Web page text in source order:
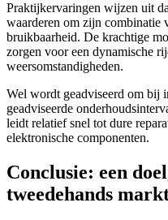
Praktijkervaringen wijzen uit
waarderen om zijn combinatie
bruikbaarheid. De krachtige
zorgen voor een dynamische
weersomstandigheden.
Wel wordt geadviseerd om bij
geadviseerde
leidt relatief snel tot dure
elektronische componenten.
Conclusie: een
tweedehands